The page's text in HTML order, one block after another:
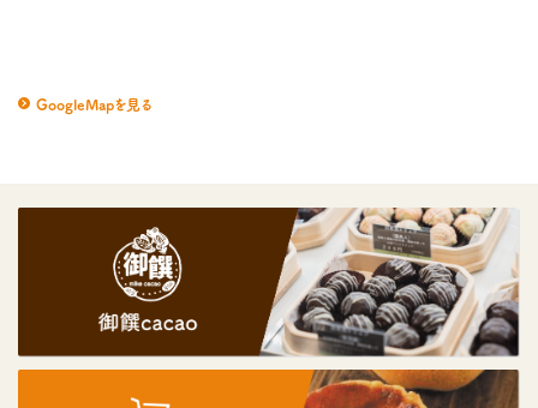
GoogleMapを見る